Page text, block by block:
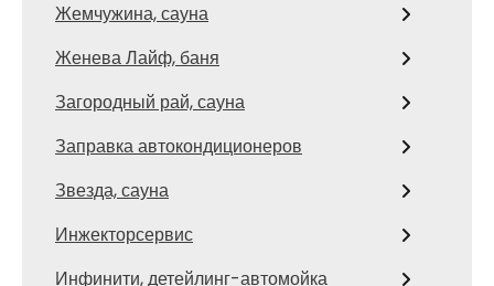
Жемчужина, сауна
Женева Лайф, баня
Загородный рай, сауна
Заправка автокондиционеров
Звезда, сауна
Инжекторсервис
Инфинити, детейлинг-автомойка